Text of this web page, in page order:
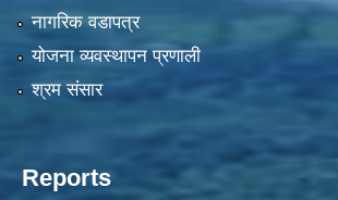
नागरिक वडापत्र
योजना व्यवस्थापन प्रणाली
श्रम संसार
Reports